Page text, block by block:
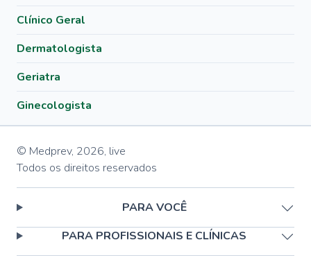
Clínico Geral
Dermatologista
Geriatra
Ginecologista
© Medprev, 2026, live
Todos os direitos reservados
PARA VOCÊ
PARA PROFISSIONAIS E CLÍNICAS